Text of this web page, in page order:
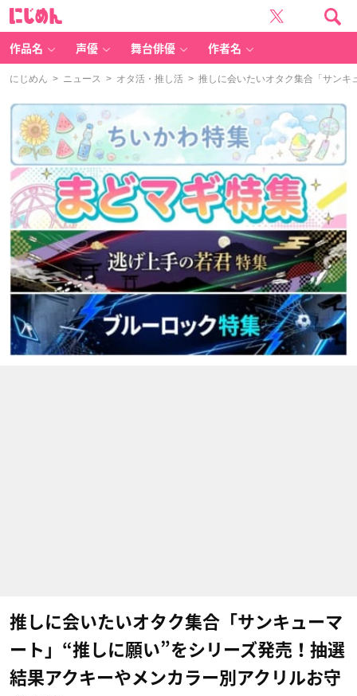
作品名 声優 舞台俳優 作者名
にじめん > ニュース > オタ活・推し活 > 推しに会いたいオタク集合「サンキ
推しに会いたいオタク集合「サンキューマ
ート」“推しに願い”をシリーズ発売！抽選
結果アクキーやメンカラー別アクリルお守